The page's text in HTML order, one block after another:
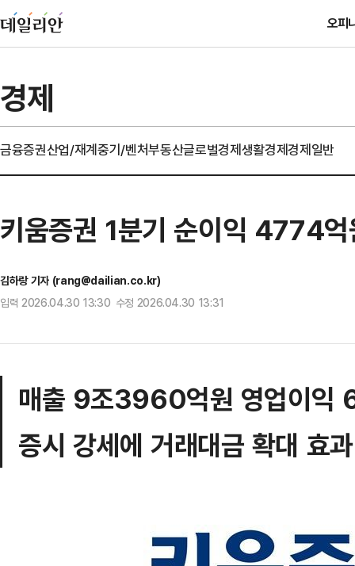
오피
경제
금융증권산업/재계중기/벤처부동산글로벌경제생활경제경제일반
키움증권 1분기 순이익 4774
김하랑 기자 (rang@dailian.co.kr)
입력 2026.04.30 13:30 수정 2026.04.30 13:31
매출 9조3960억원 영업이익
증시 강세에 거래대금 확대 효과